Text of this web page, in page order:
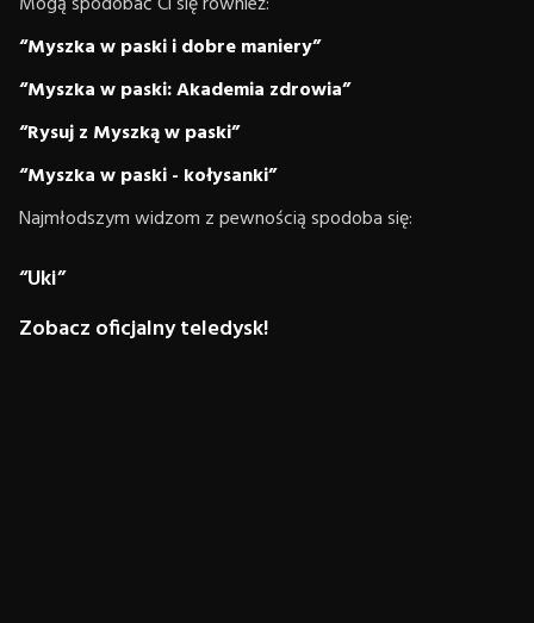
“Myszka w paski i dobre maniery”
“Myszka w paski: Akademia zdrowia”
“Rysuj z Myszką w paski”
“Myszka w paski - kołysanki”
Najmłodszym widzom z pewnością spodoba się:
“Uki”
Zobacz oficjalny teledysk!